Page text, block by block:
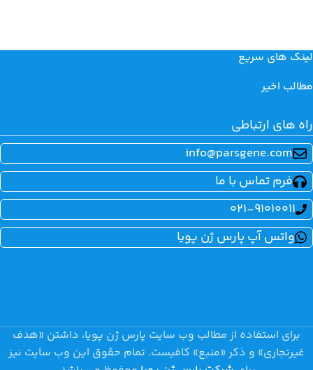
لینک های سریع
مطالب اخیر
راه های ارتباطی
info@parsgene.com
فرم تماس با ما
021-91010011
واتس آپ پارس ژن پویا
برای استفاده از مطالب وب سایت پارس ژن پویا، داشتن «هدف
غیرتجاری» و ذکر «منبع» کافیست. تمام حقوق اين وب سايت نیز